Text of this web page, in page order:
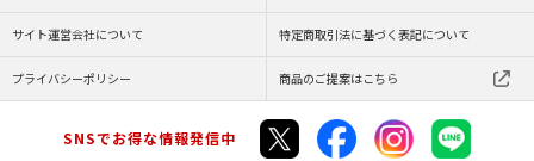
サイト運営会社について 特定商取引法に基づく表記について
プライバシーポリシー 商品のご提案はこちら
SNSでお得な情報発信中